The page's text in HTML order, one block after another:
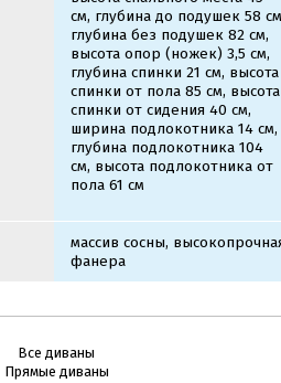
см, глубина до подушек 58
глубина без подушек 82 см,
высота опор (ножек) 3,5 см,
глубина спинки 21 см, высота
спинки от пола 85 см, высота
спинки от сидения 40 см,
ширина подлокотника 14 см,
глубина подлокотника 104
см, высота подлокотника от
пола 61 см
массив сосны,
фанера
Все диваны
Прямые диваны